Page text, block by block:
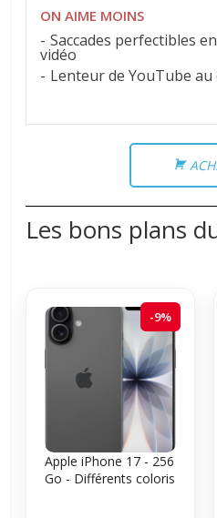
ON AIME MOINS
Saccades perfectibles
vidéo
Lenteur de YouTube
Les bons plans
-9%
Apple iPhone 17 - 256
Go - Différents coloris